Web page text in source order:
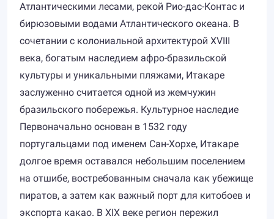
Атлантическими лесами, рекой Рио-дас-Контас и
бирюзовыми водами Атлантического океана. В
сочетании с колониальной архитектурой XVIII
века, богатым наследием афро-бразильской
культуры и уникальными пляжами, Итакаре
заслуженно считается одной из жемчужин
бразильского побережья. Культурное наследие
Первоначально основан в 1532 году
португальцами под именем Сан-Хорхе, Итакаре
долгое время оставался небольшим поселением
на отшибе, востребованным сначала как убежище
пиратов, а затем как важный порт для китобоев и
экспорта какао. В XIX веке регион пережил